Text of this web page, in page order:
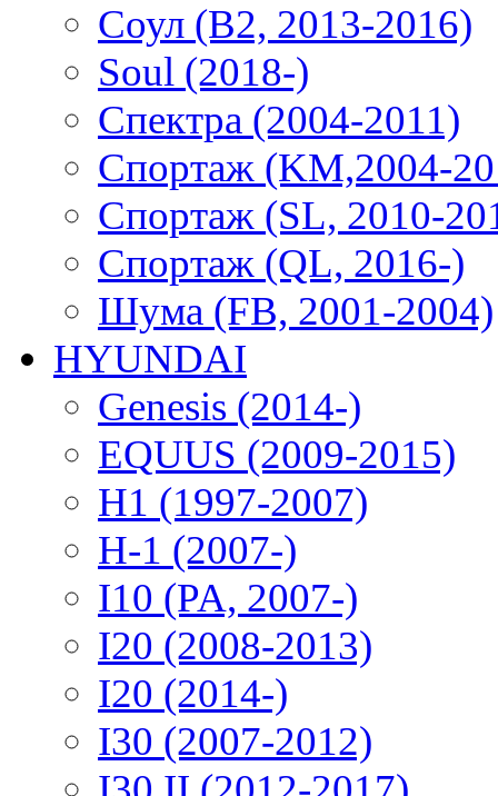
Соул (B2, 2013-2016)
Soul (2018-)
Спектра (2004-2011)
Спортаж (KM,2004-
Спортаж (SL, 2010-
Спортаж (QL, 2016-)
Шума (FB, 2001-2004)
HYUNDAI
Genesis (2014-)
EQUUS (2009-2015)
H1 (1997-2007)
H-1 (2007-)
I10 (PA, 2007-)
I20 (2008-2013)
I20 (2014-)
I30 (2007-2012)